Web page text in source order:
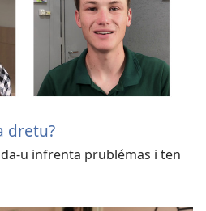
dretu?
u infrenta prublémas i ten